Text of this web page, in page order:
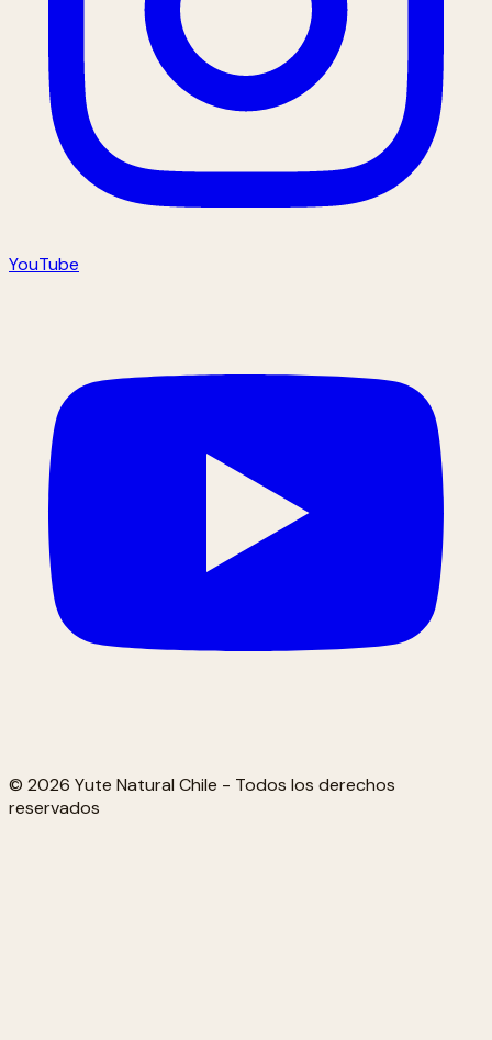
YouTube
© 2026 Yute Natural Chile - Todos los derechos
reservados